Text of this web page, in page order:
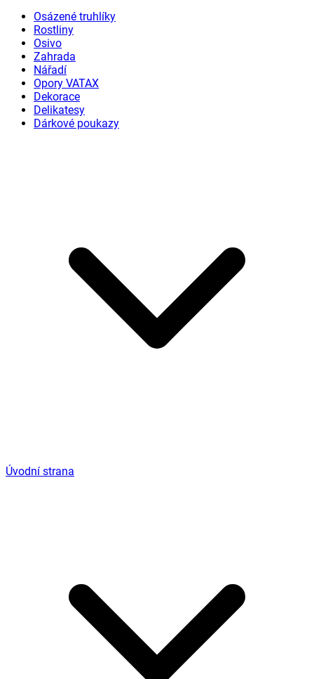
Osázené truhlíky
Rostliny
Osivo
Zahrada
Nářadí
Opory VATAX
Dekorace
Delikatesy
Dárkové poukazy
Úvodní strana